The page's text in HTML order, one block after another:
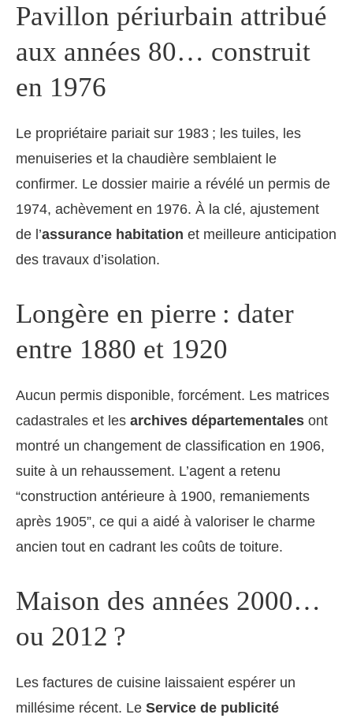
Pavillon périurbain attribué
aux années 80… construit
en 1976
Le propriétaire pariait sur 1983 ; les tuiles, les
menuiseries et la chaudière semblaient le
confirmer. Le dossier mairie a révélé un permis de
1974, achèvement en 1976. À la clé, ajustement
de l’assurance habitation et meilleure anticipation
des travaux d’isolation.
Longère en pierre : dater
entre 1880 et 1920
Aucun permis disponible, forcément. Les matrices
cadastrales et les archives départementales ont
montré un changement de classification en 1906,
suite à un rehaussement. L’agent a retenu
“construction antérieure à 1900, remaniements
après 1905”, ce qui a aidé à valoriser le charme
ancien tout en cadrant les coûts de toiture.
Maison des années 2000…
ou 2012 ?
Les factures de cuisine laissaient espérer un
millésime récent. Le Service de publicité